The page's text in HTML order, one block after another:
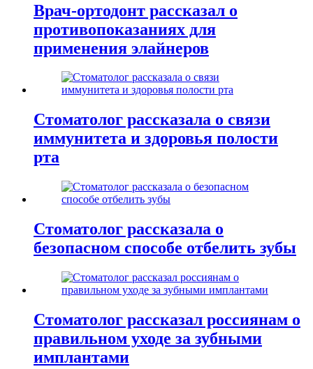
Врач-ортодонт рассказал о
противопоказаниях для
применения элайнеров
Стоматолог рассказала о связи
иммунитета и здоровья полости
рта
Стоматолог рассказала о
безопасном способе отбелить зубы
Стоматолог рассказал россиянам о
правильном уходе за зубными
имплантами